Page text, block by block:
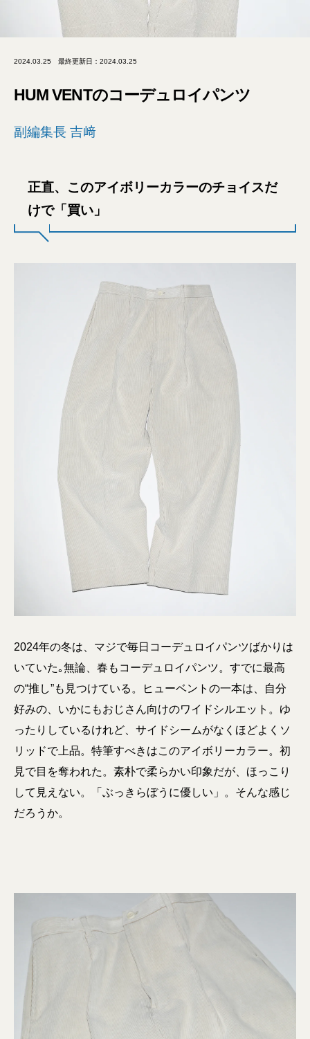
2024.03.25 最終更新日：2024.03.25
HUM VENTのコーデュロイパンツ
副編集長 吉﨑
正直、このアイボリーカラーのチョイスだ
けで「買い」
2024年の冬は、マジで毎日コーデュロイパンツばかりは
いていた｡無論、春もコーデュロイパンツ。すでに最高
の“推し”も見つけている。ヒューベントの一本は、自分
好みの、いかにもおじさん向けのワイドシルエット。ゆ
ったりしているけれど、サイドシームがなくほどよくソ
リッドで上品。特筆すべきはこのアイボリーカラー。初
見で目を奪われた。素朴で柔らかい印象だが、ほっこり
して見えない。「ぶっきらぼうに優しい」。そんな感じ
だろうか。